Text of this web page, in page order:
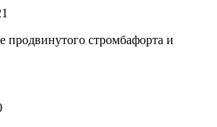
продвинутого стромбафорта и